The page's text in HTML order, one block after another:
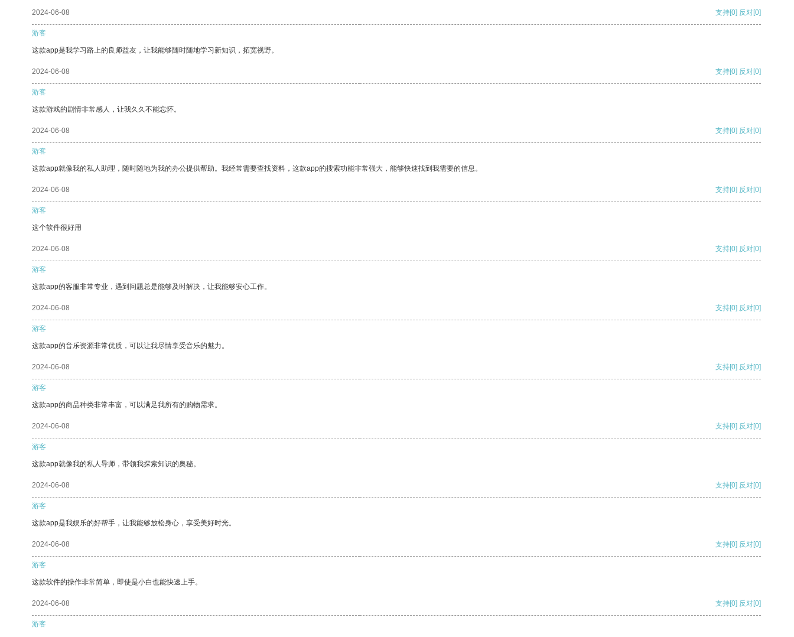
2024-06-08 支持[0] 反对[0]
游客
这款app是我学习路上的良师益友，让我能够随时随地学习新知识，拓宽视野。
2024-06-08 支持[0] 反对[0]
游客
这款游戏的剧情非常感人，让我久久不能忘怀。
2024-06-08 支持[0] 反对[0]
游客
这款app就像我的私人助理，随时随地为我的办公提供帮助。我经常需要查找资料，这款app的搜索功能非常强大，能够快速找到我需要的信息。
2024-06-08 支持[0] 反对[0]
游客
这个软件很好用
2024-06-08 支持[0] 反对[0]
游客
这款app的客服非常专业，遇到问题总是能够及时解决，让我能够安心工作。
2024-06-08 支持[0] 反对[0]
游客
这款app的音乐资源非常优质，可以让我尽情享受音乐的魅力。
2024-06-08 支持[0] 反对[0]
游客
这款app的商品种类非常丰富，可以满足我所有的购物需求。
2024-06-08 支持[0] 反对[0]
游客
这款app就像我的私人导师，带领我探索知识的奥秘。
2024-06-08 支持[0] 反对[0]
游客
这款app是我娱乐的好帮手，让我能够放松身心，享受美好时光。
2024-06-08 支持[0] 反对[0]
游客
这款软件的操作非常简单，即使是小白也能快速上手。
2024-06-08 支持[0] 反对[0]
游客